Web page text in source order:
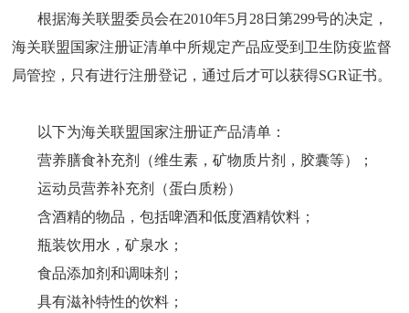
根据海关联盟委员会在2010年5月28日第299号的决定，
海关联盟国家注册证清单中所规定产品应受到卫生防疫监督
局管控，只有进行注册登记，通过后才可以获得SGR证书。
以下为海关联盟国家注册证产品清单：
营养膳食补充剂（维生素，矿物质片剂，胶囊等）；
运动员营养补充剂（蛋白质粉）
含酒精的物品，包括啤酒和低度酒精饮料；
瓶装饮用水，矿泉水；
食品添加剂和调味剂；
具有滋补特性的饮料；